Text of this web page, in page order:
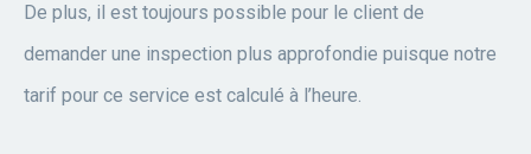
De plus, il est toujours possible pour le client de
demander une inspection plus approfondie puisque notre
tarif pour ce service est calculé à l’heure.